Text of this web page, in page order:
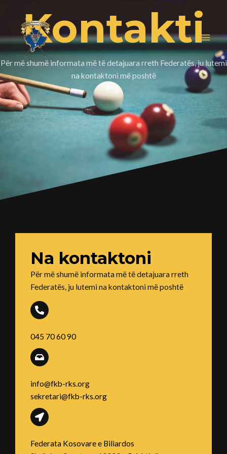
contentKontakti
Për më shumë informata më të detajuara rreth Federatës, ju lutemi
na kontaktoni më poshtë
Na kontaktoni
Për më shumë informata më të detajuara rreth
Federatës, ju lutemi na kontaktoni më poshtë
045 70 60 90
info@fkb-rks.org
sekretari@fkb-rks.org
Federata Kosovare e Biliardos